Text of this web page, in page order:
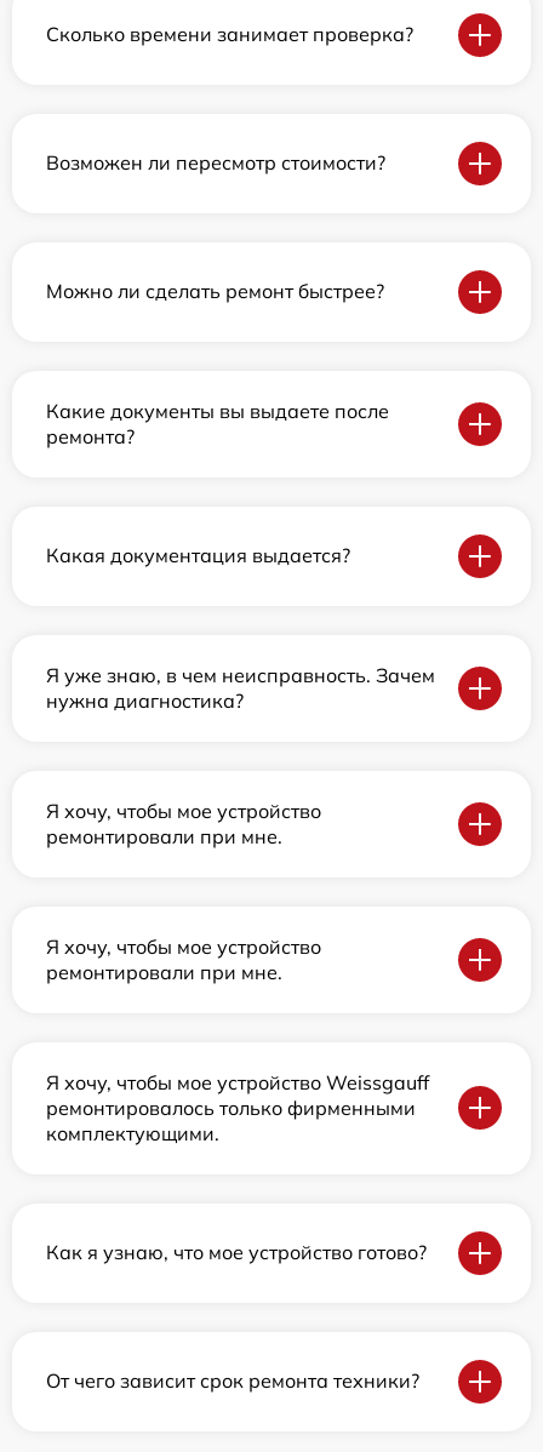
Сколько времени занимает проверка?
Возможен ли пересмотр стоимости?
Можно ли сделать ремонт быстрее?
Какие документы вы выдаете после
ремонта?
Какая документация выдается?
Я уже знаю, в чем неисправность. Зачем
нужна диагностика?
Я хочу, чтобы мое устройство
ремонтировали при мне.
Я хочу, чтобы мое устройство
ремонтировали при мне.
Я хочу, чтобы мое устройство Weissgauff
ремонтировалось только фирменными
комплектующими.
Как я узнаю, что мое устройство готово?
От чего зависит срок ремонта техники?